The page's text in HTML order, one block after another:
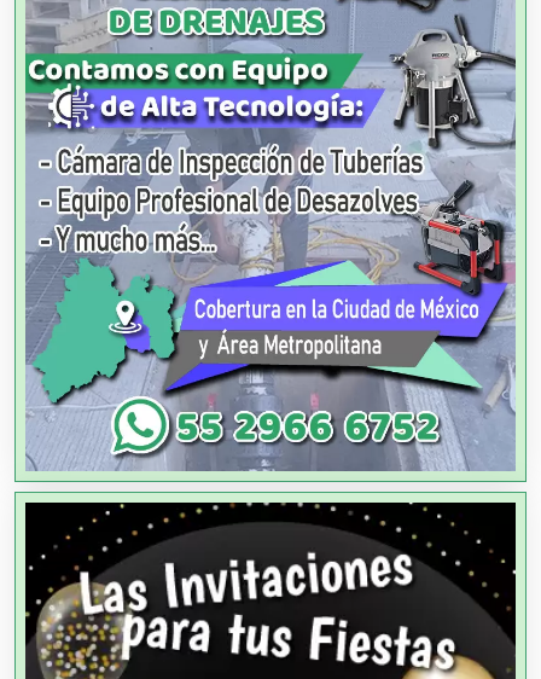
Agencias de Modelos
Agencias de Publicidad
Agencias de Viajes
Agricultores
Agricultura y Ganadería
Agua Purificada
Aire Acondicionado
Alarmas